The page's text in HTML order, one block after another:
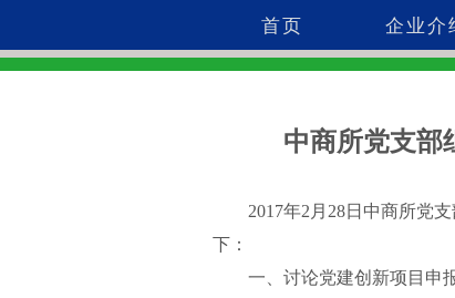
首页 企业介
中商所党支部
2017年2月28日中商所党支
下：
一、讨论党建创新项目申